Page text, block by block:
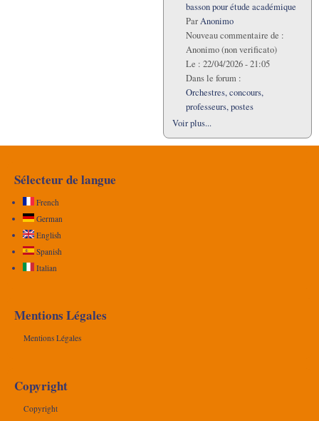
basson pour étude académique
ParAnonimo
Nouveau commentaire de :
Anonimo (non verificato)
Le : 22/04/2026 - 21:05
Dans le forum :
Orchestres, concours,
professeurs, postes
Voir plus...
Sélecteur de langue
French
German
English
Spanish
Italian
Mentions Légales
Mentions Légales
Copyright
Copyright